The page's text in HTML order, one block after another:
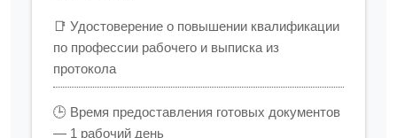
📑 Удостоверение о повышении квалификации
по профессии рабочего и выписка из
протокола
🕒 Время предоставления готовых документов
— 1 рабочий день